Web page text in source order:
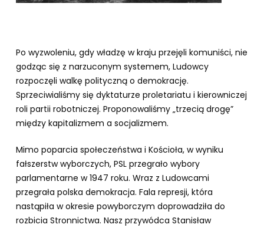
Po wyzwoleniu, gdy władzę w kraju przejęli komuniści, nie
godząc się z narzuconym systemem, Ludowcy
rozpoczęli walkę polityczną o demokrację.
Sprzeciwialiśmy się dyktaturze proletariatu i kierowniczej
roli partii robotniczej. Proponowaliśmy „trzecią drogę”
między kapitalizmem a socjalizmem.
Mimo poparcia społeczeństwa i Kościoła, w wyniku
fałszerstw wyborczych, PSL przegrało wybory
parlamentarne w 1947 roku. Wraz z Ludowcami
przegrała polska demokracja. Fala represji, która
nastąpiła w okresie powyborczym doprowadziła do
rozbicia Stronnictwa. Nasz przywódca Stanisław